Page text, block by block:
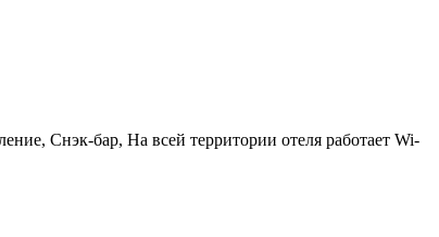
Снэк-бар, На всей территории отеля работает Wi-